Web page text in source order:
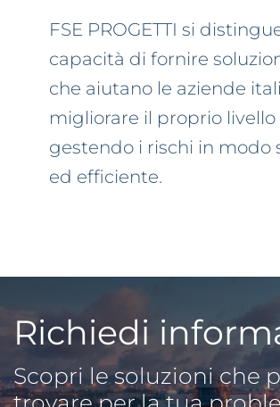
FSE PROGETTI si
capacità di fornire
che aiutano le aziende
migliorare il proprio livello
gestendo i rischi in modo
ed efficiente.
Richiedi
Scopri le soluzioni che